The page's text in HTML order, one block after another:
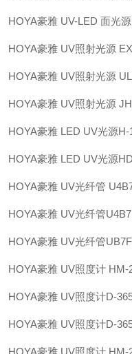
HOYA豪雅 UV-LED 面光
HOYA豪雅 UV照射光源
HOYA豪雅 UV照射光源
HOYA豪雅 UV照射光源
HOYA豪雅 LED UV光源H-
HOYA豪雅 LED UV光源
HOYA豪雅 UV光纤管
HOYA豪雅 UV光纤管
HOYA豪雅 UV光纤管
HOYA豪雅 UV照度计 HM-
HOYA豪雅 UV照度计D-
HOYA豪雅 UV照度计D-
HOYA豪雅 UV照度计 HM-